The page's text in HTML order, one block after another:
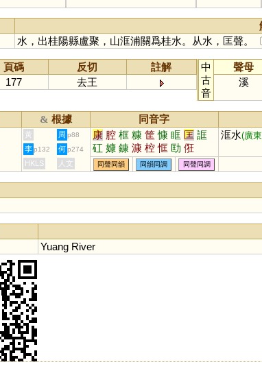
水，出桂陽縣盧聚，山洭浦關爲桂水。从水，匡聲。
頁碼 反切
註解
177 去王
中
古
音
聲母
溪
& 根據 同音字
黃 周 p88 康 腔 框 糠 筐 慷 眶 匡 誆
矼 嫝 鏮 漮 椌 恇 劻 俇
洭水(廣
李 p132 何 p274
HKLS 人文 同聲同韻 同韻同調 同聲同調
Yuang River